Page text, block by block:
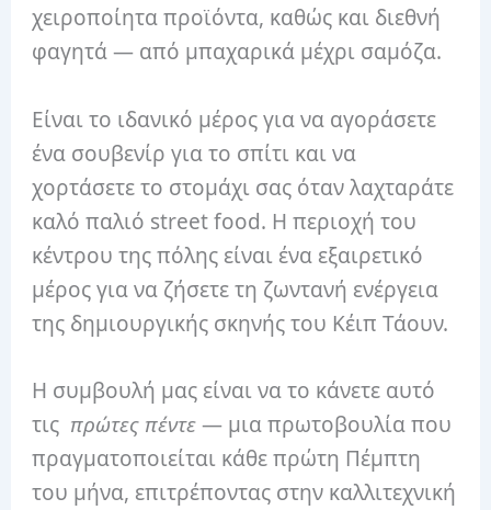
χειροποίητα προϊόντα, καθώς και διεθνή
φαγητά — από μπαχαρικά μέχρι σαμόζα.
Είναι το ιδανικό μέρος για να αγοράσετε
ένα σουβενίρ για το σπίτι και να
χορτάσετε το στομάχι σας όταν λαχταράτε
καλό παλιό street food. Η περιοχή του
κέντρου της πόλης είναι ένα εξαιρετικό
μέρος για να ζήσετε τη ζωντανή ενέργεια
της δημιουργικής σκηνής του Κέιπ Τάουν.
Η συμβουλή μας είναι να το κάνετε αυτό
τις πρώτες πέντε— μια πρωτοβουλία που
πραγματοποιείται κάθε πρώτη Πέμπτη
του μήνα, επιτρέποντας στην καλλιτεχνική